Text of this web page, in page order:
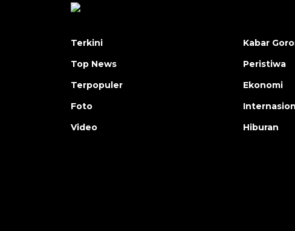
Terkini
Top News
Terpopuler
Foto
Video
Kabar
Peristiwa
Ekonomi
Hiburan